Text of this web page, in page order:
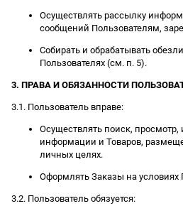
Осуществлять рассылку
сообщений Пользователям,
Собирать и обрабатывать
Пользователях (см. п. 5).
3. ПРАВА И ОБЯЗАННОСТИ
3.1. Пользователь вправе:
Осуществлять поиск, просмотр,
информации и Товаров,
личных целях.
Оформлять Заказы на условиях
3.2. Пользователь обязуется: